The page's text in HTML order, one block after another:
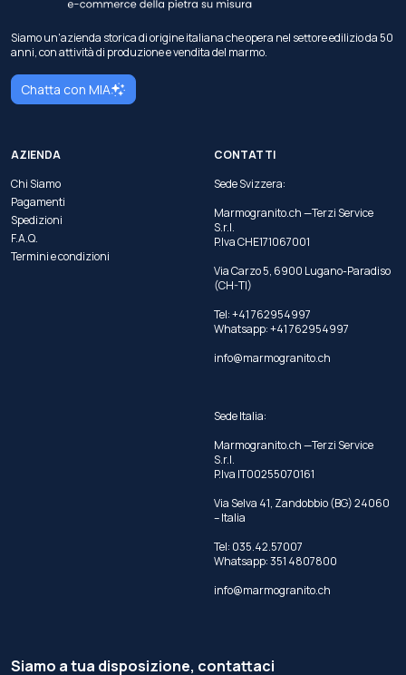
Siamo un'azienda storica di origine italiana che opera nel settore edilizio da 50
anni, con attività di produzione e vendita del marmo.
Chatta con MIA
AZIENDA
Chi Siamo
Pagamenti
Spedizioni
F.A.Q.
Termini e condizioni
CONTATTI
Sede Svizzera:
Marmogranito.ch —Terzi Service
S.r.l.
P.Iva CHE171067001
Via Carzo 5, 6900 Lugano-Paradiso
(CH-TI)
Tel: +41 762954997
Whatsapp:+41 762954997
info@marmogranito.ch
Sede Italia:
Marmogranito.ch —Terzi Service
S.r.l.
P.Iva IT00255070161
Via Selva 41, Zandobbio (BG) 24060
– Italia
Tel: 035.42.57007
Whatsapp:351 4807800
info@marmogranito.ch
Siamo a tua disposizione, contattaci